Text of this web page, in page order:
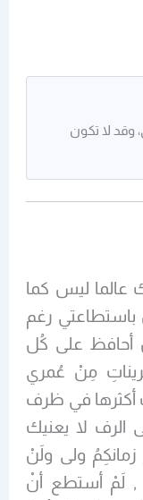
وقد لا تكون
عالما ليس كما
رغم
أحافظ على كُل
مِنْ عُمري
أكثرها في ظرف
الرف لا يعنيك
زمانكِمُ ولى ولَنْ
, لَمْ أستطع أنْ